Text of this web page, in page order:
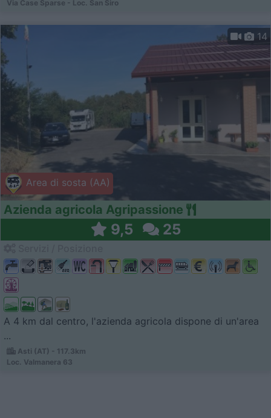
Via Case Sparse - Loc. San Siro
Area di sosta (AA)
14
Azienda agricola Agripassione
9,5 25
A 4 km dal centro, l'azienda agricola dispone di un'area
...
Asti (AT) - 117.3km
Loc. Valmanera 63